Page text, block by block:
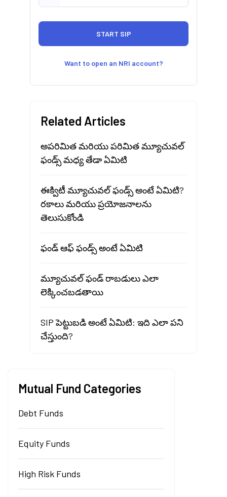
Want to open an NRI account?
Related Articles
అపరిమిత మరియు పరిమిత మ్యూచువల్
ఫండ్స్ మధ్య తేడా ఏమిటి
ఈక్విటీ మ్యూచువల్ ఫండ్స్ అంటే ఏమిటి?
రకాలు మరియు ప్రయోజనాలను
తెలుసుకోండి
ఫండ్ ఆఫ్ ఫండ్స్ అంటే ఏమిటి
మ్యూచువల్ ఫండ్ రాబడులు ఎలా
లెక్కించబడతాయి
SIP పెట్టుబడి అంటే ఏమిటి: ఇది ఎలా పని
చేస్తుంది?
Mutual Fund Categories
Debt Funds
Equity Funds
High Risk Funds